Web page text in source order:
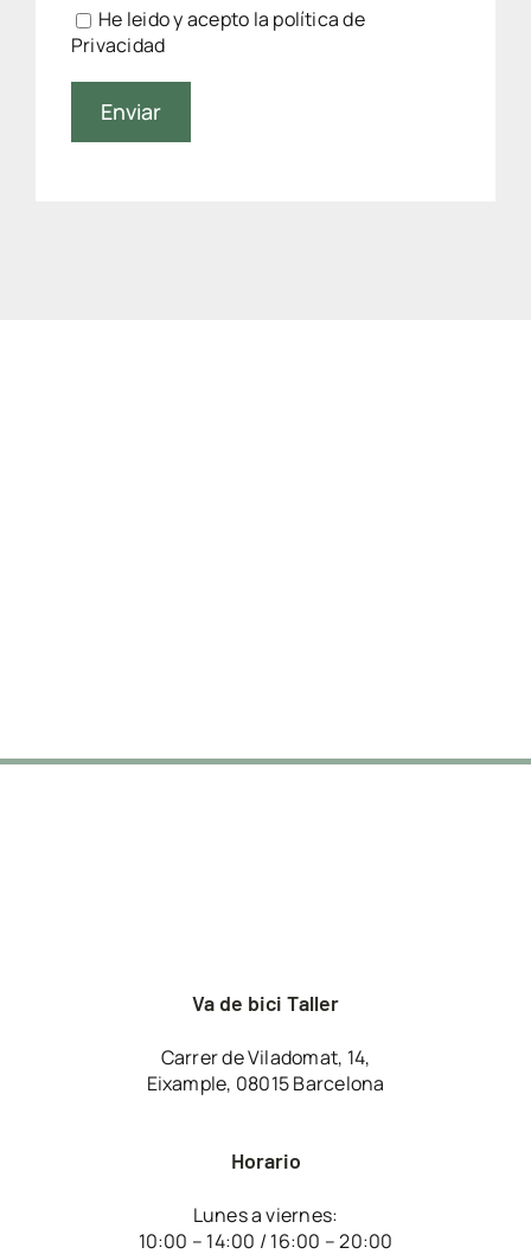
He leido y acepto la política de
Privacidad
Va de bici Taller
Carrer de Viladomat, 14,
Eixample, 08015 Barcelona
Horario
Lunes a viernes:
10:00 – 14:00 / 16:00 – 20:00